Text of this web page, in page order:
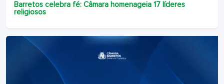
Barretos celebra fé: Câmara homenageia 17 líderes
religiosos